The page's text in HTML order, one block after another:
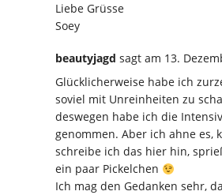
Liebe Grüsse
Soey
beautyjagd sagt am 13.
Glücklicherweise habe ich
soviel mit Unreinheiten zu
deswegen habe ich die
genommen. Aber ich ahne es,
schreibe ich das hier hin,
ein paar Pickelchen
Ich mag den Gedanken sehr,